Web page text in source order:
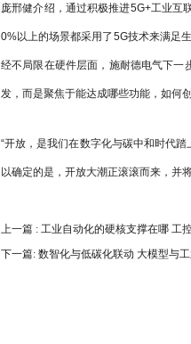
庞邢健介绍，通过积极推进5G+工业
0%以上的场景都采用了5G技术来满足
经不局限在硬件层面，施耐德电气下一
发，而是聚焦于能达成哪些功能，如何
“开放，是我们在数字化与碳中和时代
以确定的是，开放大潮正滚滚而来，并
上一篇 : 工业自动化的硬核支撑在哪 工
下一篇: 数智化与低碳化联动 大模型与